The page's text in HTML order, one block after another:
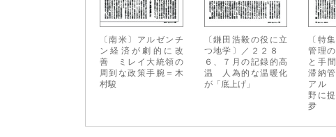
〔南米〕アルゼンチ
ン経済が劇的に改
善 ミレイ大統領の
周到な政策手腕＝木
村駿
〔鎌田浩毅の役に立
つ地学〕／２２８
６、７月の記録的高
温 人為的な温暖化
が「底上げ」
〔特
管理
と手
滞納
アル
野に
夛